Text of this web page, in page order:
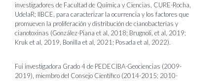
investigadores de Facultad de Química y Ciencias, CURE-Rocha,
UdelaR; IIBCE, para caracterizar la ocurrencia y los factores que
promueven la proliferación y distribución de cianobacterias y
cianotoxinas (González-Piana et al, 2018; Brugnoli, et al, 2019;
Kruk et al, 2019, Bonilla et al, 2021; Posada et al, 2022).
Fui investigadora Grado 4 de PEDECIBA-Geociencias (2009-
2019), miembro del Consejo Científico (2014-2015; 2010-